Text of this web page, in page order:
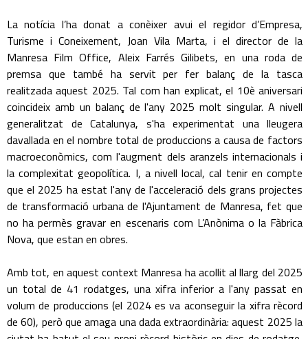
La notícia l’ha donat a conèixer avui el regidor d’Empresa,
Turisme i Coneixement, Joan Vila Marta, i el director de la
Manresa Film Office, Aleix Farrés Gilibets, en una roda de
premsa que també ha servit per fer balanç de la tasca
realitzada aquest 2025. Tal com han explicat, el 10è aniversari
coincideix amb un balanç de l'any 2025 molt singular. A nivell
generalitzat de Catalunya, s'ha experimentat una lleugera
davallada en el nombre total de produccions a causa de factors
macroeconòmics, com l'augment dels aranzels internacionals i
la complexitat geopolítica. I, a nivell local, cal tenir en compte
que el 2025 ha estat l'any de l'acceleració dels grans projectes
de transformació urbana de l'Ajuntament de Manresa, fet que
no ha permès gravar en escenaris com L’Anònima o la Fàbrica
Nova, que estan en obres.
Amb tot, en aquest context Manresa ha acollit al llarg del 2025
un total de 41 rodatges, una xifra inferior a l'any passat en
volum de produccions (el 2024 es va aconseguir la xifra rècord
de 60), però que amaga una dada extraordinària: aquest 2025 la